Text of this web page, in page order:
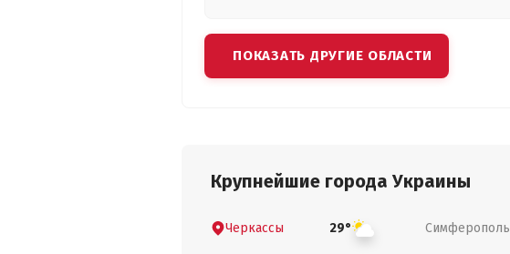
ПОКАЗАТЬ ДРУГИЕ ОБЛАСТИ
Крупнейшие города Украины
Черкассы 29° Симферополь